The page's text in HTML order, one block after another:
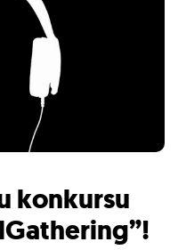
konkursu